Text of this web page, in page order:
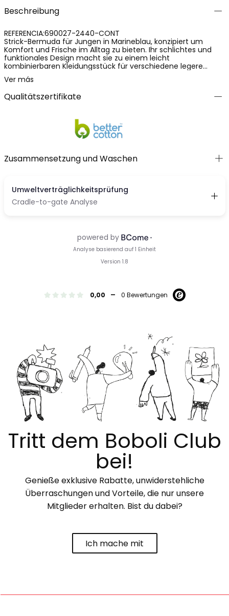
Beschreibung
REFERENCIA:690027-2440-CONT
Strick-Bermuda für Jungen in Marineblau, konzipiert um
Komfort und Frische im Alltag zu bieten. Ihr schlichtes und
funktionales Design macht sie zu einem leicht
kombinierbaren Kleidungsstück für verschiedene legere
Anlässe. Sie ist aus einem weichen Strickgewebe gefertigt,
mit einer Zusammensetzung aus 100% Baumwolle, die
Atmungsaktivität und ein angenehmes Hautgefühl bietet. Ein
praktisches und vielseitiges Kleidungsstück, ideal für die
Ver más
Qualitätszertifikate
Zusammensetzung und Waschen
0,00 - 0 Bewertungen
Tritt dem Boboli Club
bei!
Genieße exklusive Rabatte, unwiderstehliche
Überraschungen und Vorteile, die nur unsere
Mitglieder erhalten. Bist du dabei?
Ich mache mit